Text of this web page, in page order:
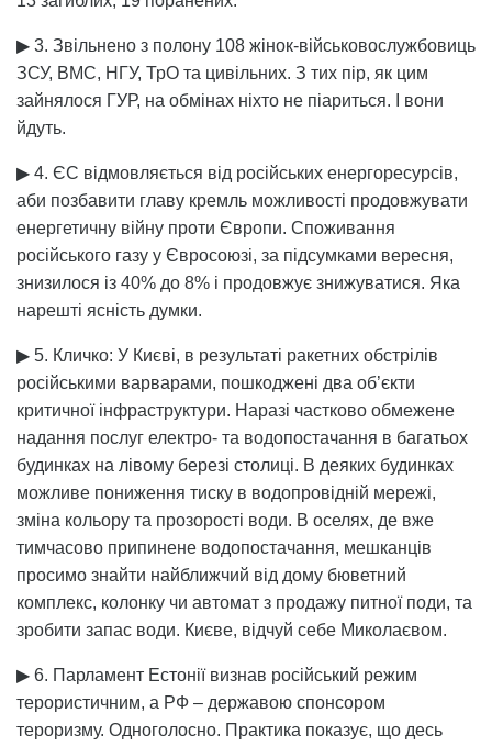
▶ 3. Звільнено з полону 108 жінок-військовослужбовиць
ЗСУ, ВМС, НГУ, ТрО та цивільних. З тих пір, як цим
зайнялося ГУР, на обмінах ніхто не піариться. І вони
йдуть.
▶ 4. ЄС відмовляється від російських енергоресурсів,
аби позбавити главу кремль можливості продовжувати
енергетичну війну проти Європи. Споживання
російського газу у Євросоюзі, за підсумками вересня,
знизилося із 40% до 8% і продовжує знижуватися. Яка
нарешті ясність думки.
▶ 5. Кличко: У Києві, в результаті ракетних обстрілів
російськими варварами, пошкоджені два об’єкти
критичної інфраструктури. Наразі частково обмежене
надання послуг електро- та водопостачання в багатьох
будинках на лівому березі столиці. В деяких будинках
можливе пониження тиску в водопровідній мережі,
зміна кольору та прозорості води. В оселях, де вже
тимчасово припинене водопостачання, мешканців
просимо знайти найближчий від дому бюветний
комплекс, колонку чи автомат з продажу питної поди, та
зробити запас води. Києве, відчуй себе Миколаєвом.
▶ 6. Парламент Естонії визнав російський режим
терористичним, а РФ – державою спонсором
тероризму. Одноголосно. Практика показує, що десь